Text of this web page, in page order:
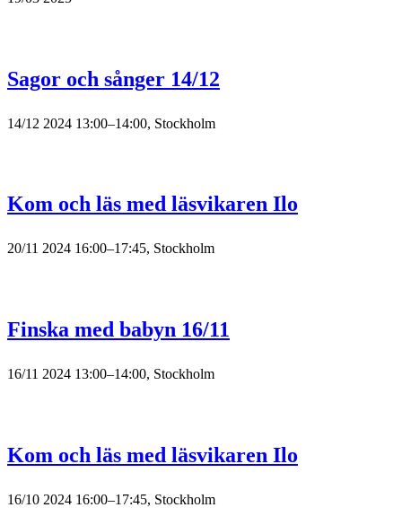
Sagor och sånger 14/12
14/12 2024 13:00–14:00, Stockholm
Kom och läs med läsvikaren Ilo
20/11 2024 16:00–17:45, Stockholm
Finska med babyn 16/11
16/11 2024 13:00–14:00, Stockholm
Kom och läs med läsvikaren Ilo
16/10 2024 16:00–17:45, Stockholm